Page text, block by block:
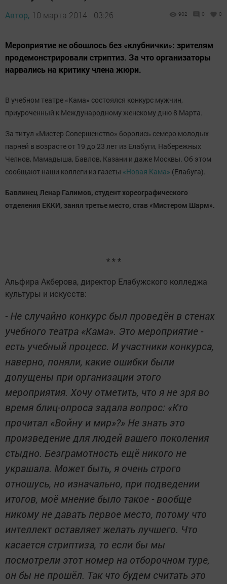
Автор, 10 марта 2014 - 03:26 902 0 0
Мероприятие не обошлось без «клубнички»: зрителям
продемонстрировали стриптиз. За что организаторы
нарвались на критику члена жюри.
В учебном театре «Кама» состоялся конкурс мужчин,
приуроченный к Международному женскому дню 8 Марта.
За титул «Мистер Совершенство» боролись семеро молодых
парней в возрасте от 19 до 23 лет из Елабуги, Набережных
Челнов, Мамадыша, Бавлов, Казани и даже Москвы. Об этом
сообщают наши коллеги из газеты «Новая Кама» (Елабуга).
Бавлинец Ленар Галимов, студент хореографического
отделения ЕККИ, занял третье место, став «Мистером Шарм».
* * *
Альфира Акберова, директор Елабужского колледжа
культуры и искусств:
- Не случайно конкурс был проведён в стенах
учебного театра «Кама». Это мероприятие -
есть учебный процесс. И участники конкурса,
наверно, поняли, какие ошибки были
допущены при организации этого
мероприятия. Хочу отметить, что я не зря во
время блиц-опроса задала вопрос: «Кто
прочитал «Войну и мир»?» Не знать это
произведение для людей вашего поколения
стыдно. Безграмотность ещё никого не
украшала. Может быть, я очень строго
отношусь, но изначально, при подведении
итогов, моё мнение было такое - вообще
никому не давать первое место, потому что
интеллект оставляет желать лучшего. Что
касается стриптиза, то если бы мы
посмотрели этот номер на отборочном туре,
он бы не прошёл. Так что будем считать это